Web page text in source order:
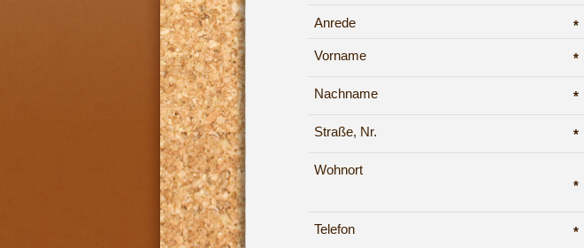
*
Anrede
*
Vorname
*
Nachname
*
Straße, Nr.
Wohnort
*
*
Telefon